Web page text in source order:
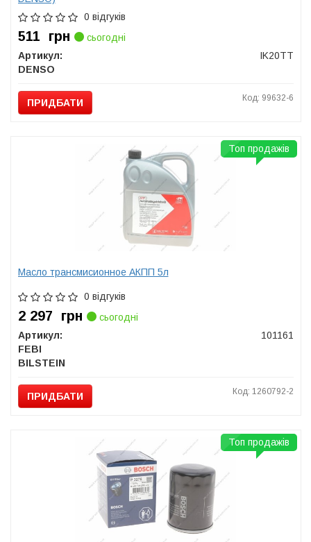
0 відгуків
511 грн
сьогодні
Артикул:
IK20TT
DENSO
ПРИДБАТИ Код: 99632-6
Масло трансмисионное АКПП 5л
0 відгуків
2 297 грн
сьогодні
Артикул:
101161
FEBI
BILSTEIN
ПРИДБАТИ Код: 1260792-2
Топ продажів
Топ продажів